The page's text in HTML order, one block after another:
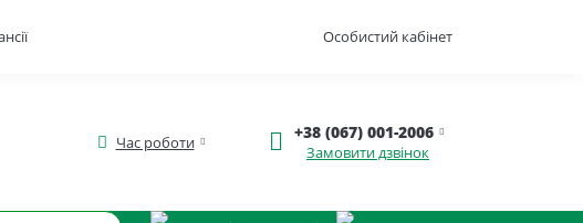
Особистий кабінет
Час роботи +38 (067) 001-2006
Замовити дзвінок